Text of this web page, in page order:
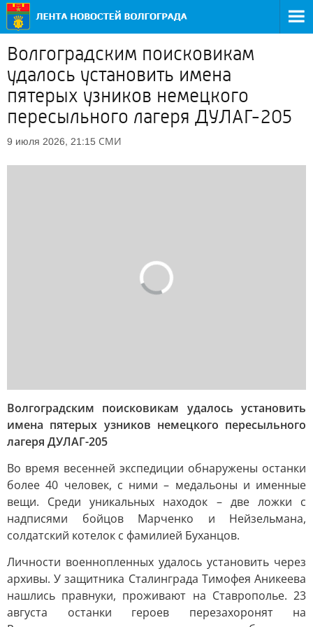
Волгоградским поисковикам
удалось установить имена
пятерых узников немецкого
пересыльного лагеря ДУЛАГ-205
9 июля 2026, 21:15 СМИ
Волгоградским поисковикам удалось установить
имена пятерых узников немецкого пересыльного
лагеря ДУЛАГ-205
Во время весенней экспедиции обнаружены останки
более 40 человек, с ними – медальоны и именные
вещи. Среди уникальных находок – две ложки с
надписями бойцов Марченко и Нейзельмана,
солдатский котелок с фамилией Буханцов.
Личности военнопленных удалось установить через
архивы. У защитника Сталинграда Тимофея Аникеева
нашлись правнуки, проживают на Ставрополье. 23
августа останки героев перезахоронят на